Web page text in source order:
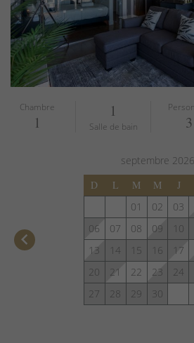
Chambre
1
1
Salle de bain 3
keyboard_arrow_left
septembre 2026
D
L M M J
01
02 03
06
07 08 09 10
13
14 15 16 17
20
21 22 23 24
27
28 29 30